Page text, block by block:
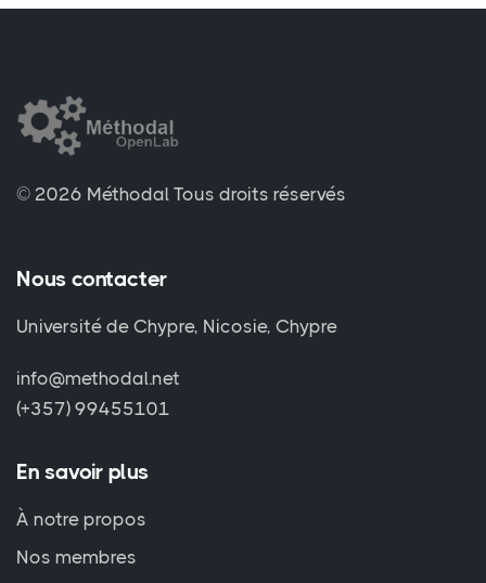
© 2026 Méthodal Tous droits réservés
Nous contacter
Université de Chypre, Nicosie, Chypre
info@methodal.net
(+357) 99455101
En savoir plus
À notre propos
Nos membres